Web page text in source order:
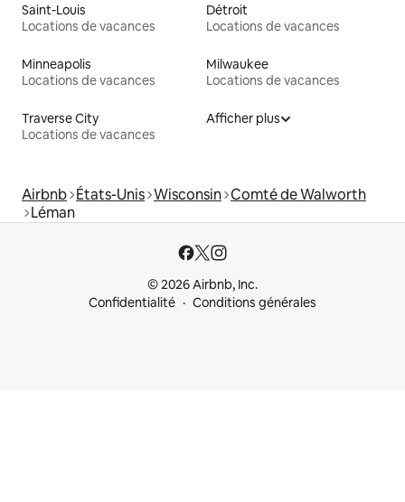
Saint-Louis
Locations de vacances
Détroit
Locations de vacances
Minneapolis
Locations de vacances
Milwaukee
Locations de vacances
Traverse City
Locations de vacances
Afficher plus
Airbnb États-Unis Wisconsin Comté de Walworth
Léman
© 2026 Airbnb, Inc.
Confidentialité
Conditions générales